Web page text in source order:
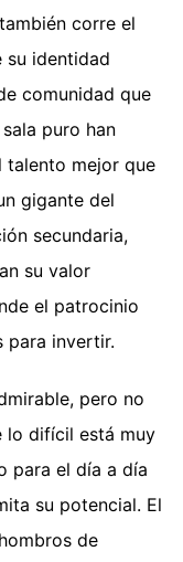
corre el
su identidad
comunidad que
puro han
talento mejor que
gigante del
secundaria,
su valor
el patrocinio
para invertir.
pero no
lo difícil está muy
para el día a día
su potencial. El
de